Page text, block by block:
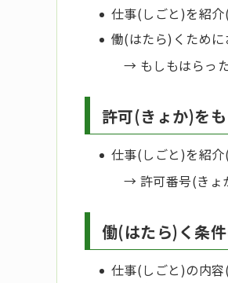
仕事(しごと)を紹
働(はたら)くため
→ もしもはらっ
許可(きょか)を
仕事(しごと)を紹
→ 許可番号(きょ
働(はたら)く条
仕事(しごと)の内